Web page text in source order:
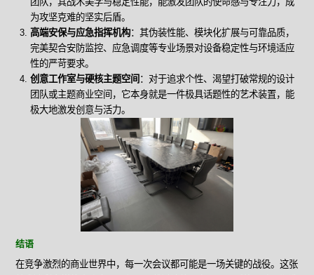
为攻坚克难的坚实后盾。
高端安保与应急指挥机构：其伪装性能、模块化扩展与可靠品质，
完美契合安防监控、应急调度等专业场景对设备稳定性与环境适应
性的严苛要求。
创意工作室与硬核主题空间 ：对于追求个性、渴望打破常规的设计
团队或主题商业空间，它本身就是一件极具话题性的艺术装置，能
极大地激发创意与活力。
结语
在竞争激烈的商业世界中，每一次会议都可能是一场关键的战役。这张